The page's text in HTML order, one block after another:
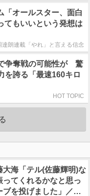
「オールスター、面白
てもいいという発想は
達朗連載「やれ」と言える信念
争奪戦の可能性が 驚
を誇る「最速160キロ
HOT TOPIC
大海「テル(佐藤輝明)な
ってくれるかなと思っ
ブを投げました」／魔